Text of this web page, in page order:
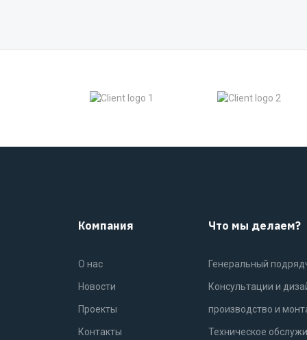
Компания
О нас
Новости
Проекты
Контакты
Что мы делаем?
Генеральный
Консультации и
производство и
Техническое